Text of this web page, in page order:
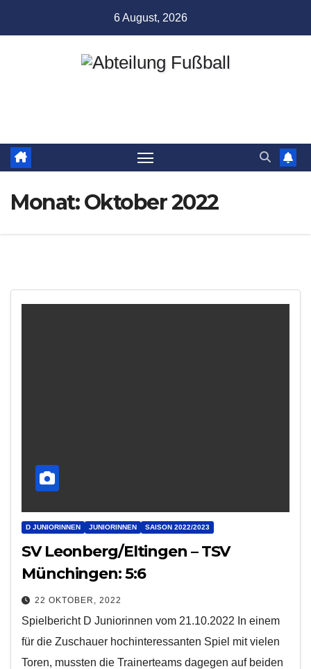
6 August, 2026
Monat:Oktober 2022
D JUNIORINNEN JUNIORINNEN SAISON 2022/2023
SV Leonberg/Eltingen – TSV
Münchingen: 5:6
22 OKTOBER, 2022
Spielbericht D Juniorinnen vom 21.10.2022 In einem
für die Zuschauer hochinteressanten Spiel mit vielen
Toren, mussten die Trainerteams dagegen auf beiden